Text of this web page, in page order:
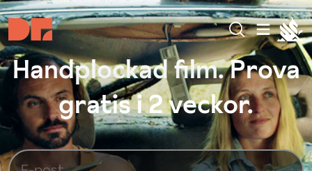
Handplockad film. Prova
gratis i 2 veckor.